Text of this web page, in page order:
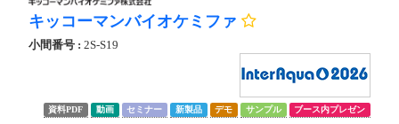
キッコーマンバイオケミファ
小間番号 : 2S-S19
資料PDF 動画 セミナー 新製品 デモ サンプル ブース内プレゼン